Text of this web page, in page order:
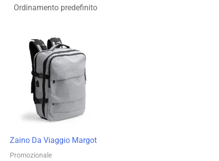
CONTATTI
Zaino Da Viaggio Margot
Promozionale
di
prezzo:
a